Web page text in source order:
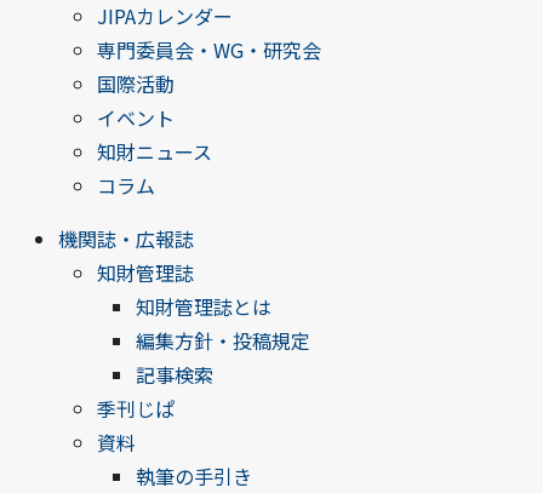
JIPAカレンダー
専門委員会・WG・研究会
国際活動
イベント
知財ニュース
コラム
機関誌・広報誌
知財管理誌
知財管理誌とは
編集方針・投稿規定
記事検索
季刊じぱ
資料
執筆の手引き